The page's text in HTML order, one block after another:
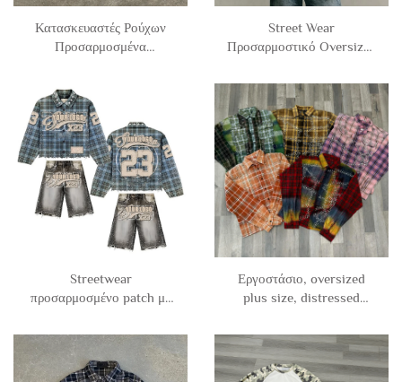
Κατασκευαστές Ρούχων
Προσαρμοσμένα
Βάρους με Εκτύπωση
Γραφικών Καμουφλάζ
Μπλουζάκι Με Μακριά
Μανίκια για Άνδρες
Street Wear
Προσαρμοστικό Oversized
Πλύσιμη Σχισμένο Tshirt
Με Κοντά Μανίκια t Shirt
Για Άνδρες
Streetwear
προσαρμοσμένο patch με
distressed vintage wash,
rhinestone μακριά μανίκια
plaid πουκάμισα και σετ
Εργοστάσιο, oversized
plus size, distressed
button, βαμβακερό
rhinestone flannel μακριά
μανίκια για άντρες